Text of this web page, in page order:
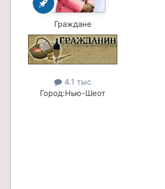
Граждане
4.1 тыс
Город:Нью-Шеот